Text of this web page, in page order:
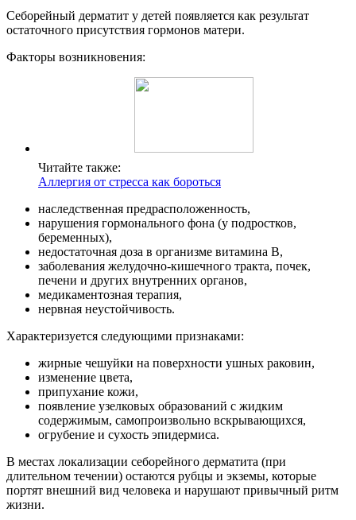
Себорейный дерматит у детей появляется как результат
остаточного присутствия гормонов матери.
Факторы возникновения:
Читайте также:
Аллергия от стресса как бороться
наследственная предрасположенность,
нарушения гормонального фона (у подростков,
беременных),
недостаточная доза в организме витамина В,
заболевания желудочно-кишечного тракта, почек,
печени и других внутренних органов,
медикаментозная терапия,
нервная неустойчивость.
Характеризуется следующими признаками:
жирные чешуйки на поверхности ушных раковин,
изменение цвета,
припухание кожи,
появление узелковых образований с жидким
содержимым, самопроизвольно вскрывающихся,
огрубение и сухость эпидермиса.
В местах локализации себорейного дерматита (при
длительном течении) остаются рубцы и экземы, которые
портят внешний вид человека и нарушают привычный ритм
жизни.